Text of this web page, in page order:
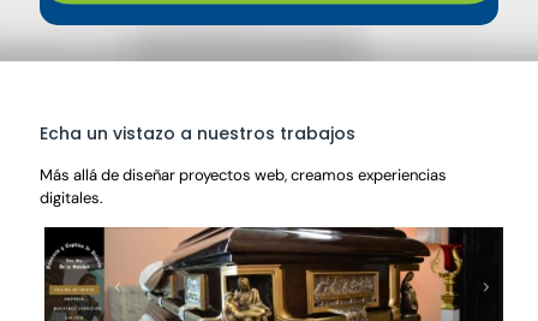
Echa un vistazo a nuestros trabajos
Más allá de diseñar proyectos web, creamos experiencias
digitales.